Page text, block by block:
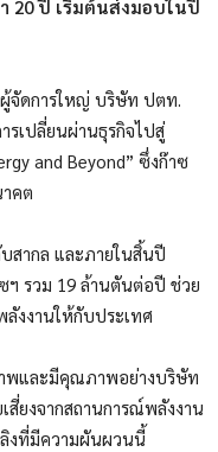
20 ปี เริ่มต้นส่งมอบในปี
จัดการใหญ่ บริษัท ปตท.
รเปลี่ยนผ่านธุรกิจไปสู่
and Beyond” ซึ่งก๊าซ
คต
สากล และภายในสิ้นปี
ฯ รวม 19 ล้านตันต่อปี ช่วย
งงานให้กับประเทศ
าพและมีคุณภาพอย่างบริษัท
สี่ยงจากสถานการณ์พลังงาน
ลิงที่มีความผันผวนนี้